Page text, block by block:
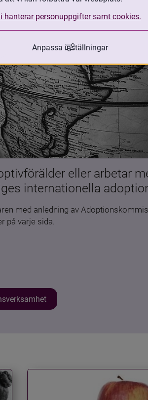
eller arbetar
internationella
med anledning av
på varje sida.
hanterar personuppgifter samt cookies.
Anpassa inställningar